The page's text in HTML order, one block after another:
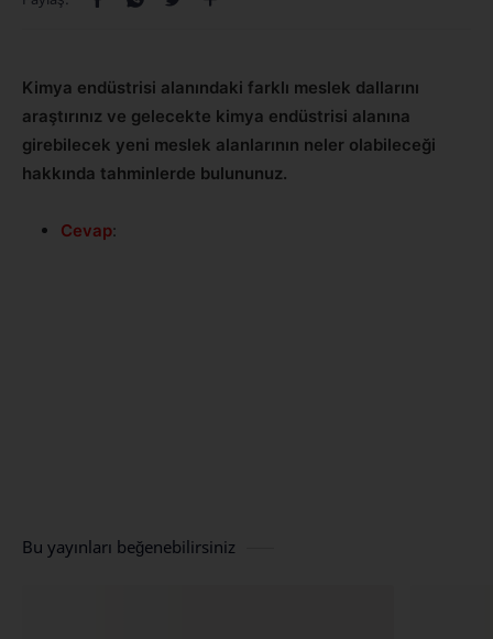
Kimya endüstrisi alanındaki farklı meslek dallarını
araştırınız ve gelecekte kimya endüstrisi alanına
girebilecek yeni meslek alanlarının neler olabileceği
hakkında tahminlerde bulununuz.
Cevap:
Bu yayınları beğenebilirsiniz